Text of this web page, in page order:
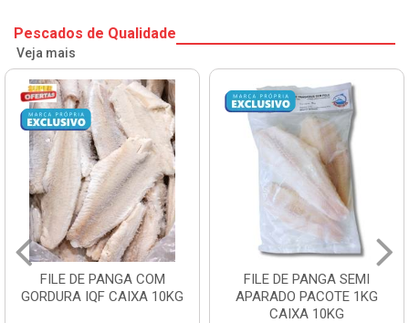
Pescados de Qualidade
Veja mais
FILE DE PANGA SEMI
APARADO PACOTE 1KG
POLACA DESFIADA
PESCAMARES PCT5KG
CX10KG